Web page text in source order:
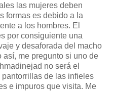
las mujeres deben
formas es debido a la
a los hombres. El
por consiguiente una
y desaforada del macho
me pregunto si uno de
no será el
de las infieles
e impuros que visita. Me